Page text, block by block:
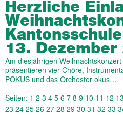
Herzliche
13. Dezember
Am diesjährigen
präsentieren vier Chöre,
POKUS und das Orchester okus…
Seiten: 1 2 3 4 5 6 7 8 9 10 11 12 13
23 24 25 26 27 28 29 30 31 32 33